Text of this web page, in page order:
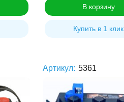
В корзину
Купить в 1 клик
Артикул: 5361